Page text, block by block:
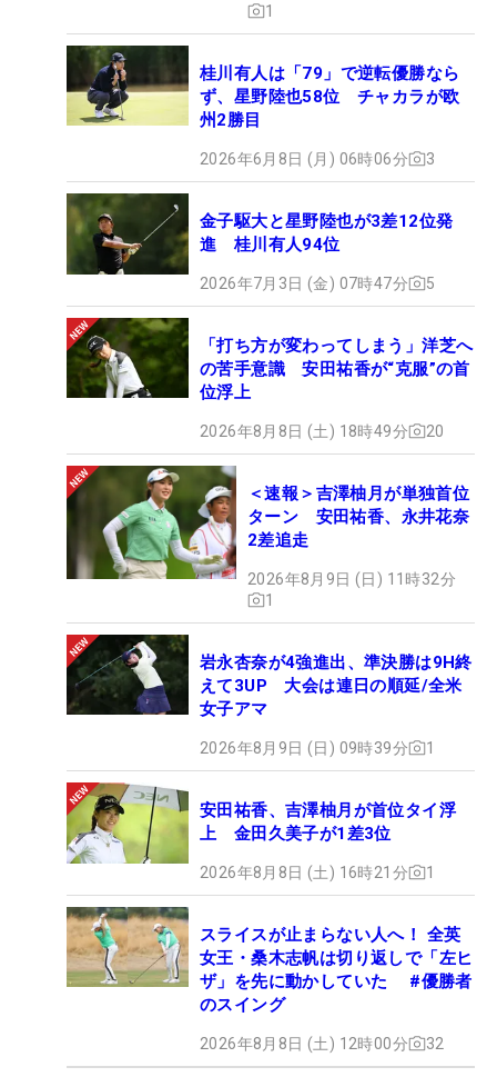
1
桂川有人は「79」で逆転優勝なら
ず、星野陸也58位 チャカラが欧
州2勝目
2026年6月8日 (月) 06時06分 3
金子駆大と星野陸也が3差12位発
進 桂川有人94位
2026年7月3日 (金) 07時47分 5
「打ち方が変わってしまう」洋芝へ
の苦手意識 安田祐香が“克服”の首
位浮上
2026年8月8日 (土) 18時49分 20
＜速報＞吉澤柚月が単独首位
ターン 安田祐香、永井花奈
2差追走
2026年8月9日 (日) 11時32分
1
岩永杏奈が4強進出、準決勝は9H終
えて3UP 大会は連日の順延/全米
女子アマ
2026年8月9日 (日) 09時39分 1
安田祐香、吉澤柚月が首位タイ浮
上 金田久美子が1差3位
2026年8月8日 (土) 16時21分 1
スライスが止まらない人へ！ 全英
女王・桑木志帆は切り返しで「左ヒ
ザ」を先に動かしていた #優勝者
のスイング
2026年8月8日 (土) 12時00分 32